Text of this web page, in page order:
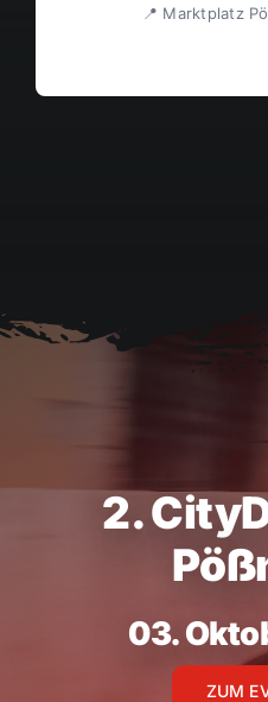
📍 Marktplatz
2.
03.
ZUM